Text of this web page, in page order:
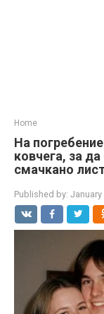
Home
На
ковчега, за
смачкано
Published by: January